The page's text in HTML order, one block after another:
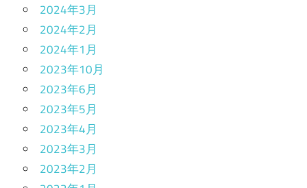
2024年3月
2024年2月
2024年1月
2023年10月
2023年6月
2023年5月
2023年4月
2023年3月
2023年2月